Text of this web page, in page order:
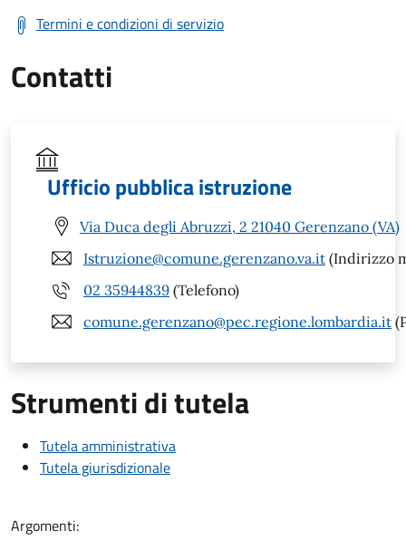
Termini e condizioni di servizio
Contatti
Ufficio pubblica istruzione
Via Duca degli Abruzzi, 2 21040 Gerenzano (VA)
Istruzione@comune.gerenzano.va.it (Indirizzo
02 35944839 (Telefono)
comune.gerenzano@pec.regione.lombardia.it
Strumenti di tutela
Tutela amministrativa
Tutela giurisdizionale
Argomenti: